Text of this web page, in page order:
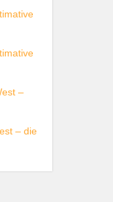
–
– die